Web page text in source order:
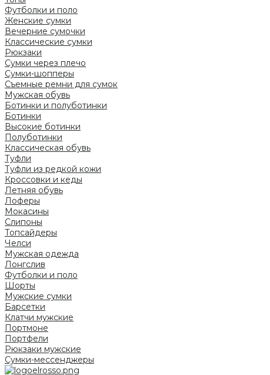
Футболки и поло
Женские сумки
Вечерние сумочки
Классические сумки
Рюкзаки
Сумки через плечо
Сумки-шопперы
Съемные ремни для сумок
Мужская обувь
Ботинки и полуботинки
Ботинки
Высокие ботинки
Полуботинки
Классическая обувь
Туфли
Туфли из редкой кожи
Кроссовки и кеды
Летняя обувь
Лоферы
Мокасины
Слипоны
Топсайдеры
Челси
Мужская одежда
Лонгслив
Футболки и поло
Шорты
Мужские сумки
Барсетки
Клатчи мужские
Портмоне
Портфели
Рюкзаки мужские
Сумки-мессенджеры